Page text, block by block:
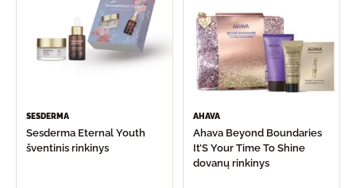
SESDERMA
Sesderma Eternal Youth
šventinis rinkinys
AHAVA
Ahava Beyond Boundaries
It’S Your Time To Shine
dovanų rinkinys